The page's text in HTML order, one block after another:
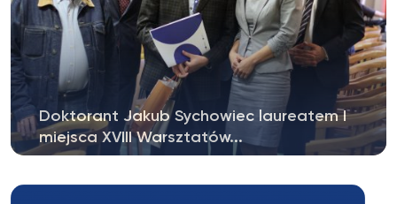
Doktorant Jakub Sychowiec laureatem I
miejsca XVIII Warsztatów...
miejsca XVIII Warsztatów Doktoranckich,...